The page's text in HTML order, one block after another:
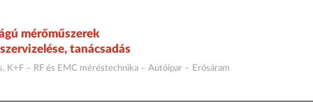
mérőműszerek
tanácsadás
K+F – RF és EMC méréstechnika – Autóipar – Erősáram